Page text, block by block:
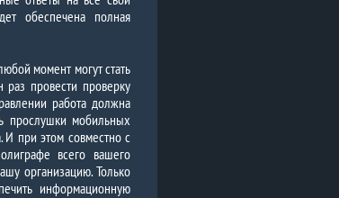
обеспечена полная
момент могут стать
провести проверку
работа должна
прослушки мобильных
И при этом совместно с
всего вашего
организацию. Только
информационную